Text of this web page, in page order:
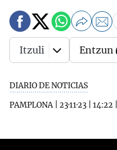
DIARIO DE NOTICIAS
PAMPLONA| 23·11·23 14:22
Itzuli Entzun